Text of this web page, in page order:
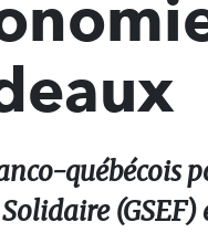
québécois